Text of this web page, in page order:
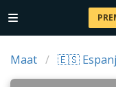
Maat 🇪🇸